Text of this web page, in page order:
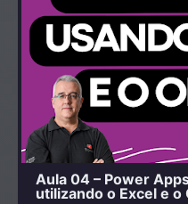
Aula 04 – Power
utilizando o Excel e o